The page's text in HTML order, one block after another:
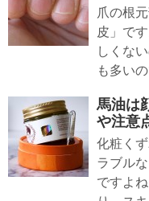
爪の根
皮」で
しくな
も多い
馬油は
や注意
化粧く
ラブル
ですよ